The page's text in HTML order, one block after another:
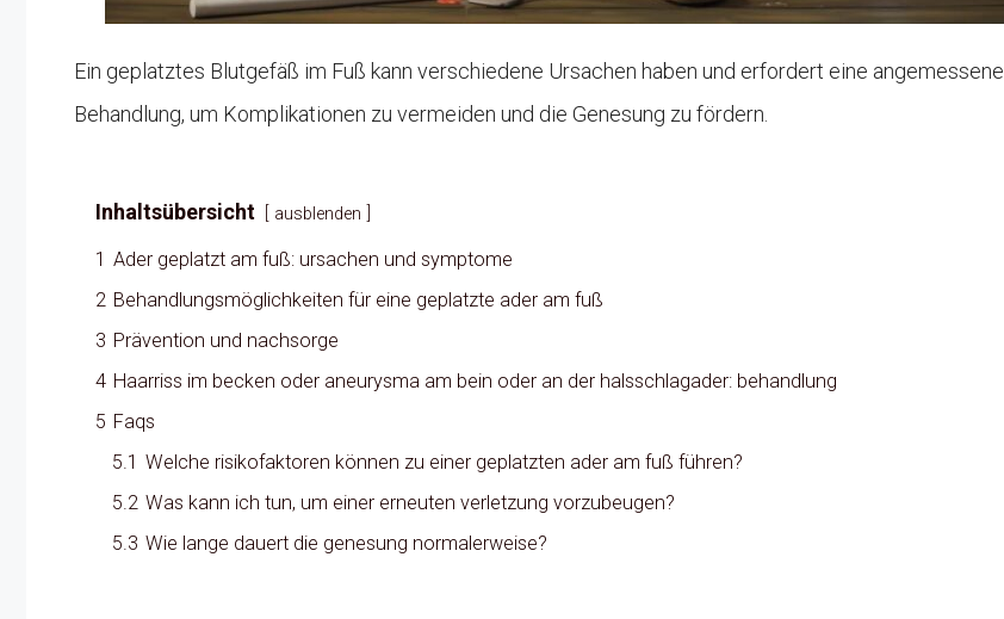
Ein geplatztes Blutgefäß im Fuß kann verschiedene Ursachen haben und erfordert eine angemessene
Behandlung, um Komplikationen zu vermeiden und die Genesung zu fördern.
Inhaltsübersicht ausblenden
1 Ader geplatzt am fuß: ursachen und symptome
2 Behandlungsmöglichkeiten für eine geplatzte ader am fuß
3 Prävention und nachsorge
4 Haarriss im becken oder aneurysma am bein oder an der halsschlagader: behandlung
5 Faqs
5.1 Welche risikofaktoren können zu einer geplatzten ader am fuß führen?
5.2 Was kann ich tun, um einer erneuten verletzung vorzubeugen?
5.3 Wie lange dauert die genesung normalerweise?